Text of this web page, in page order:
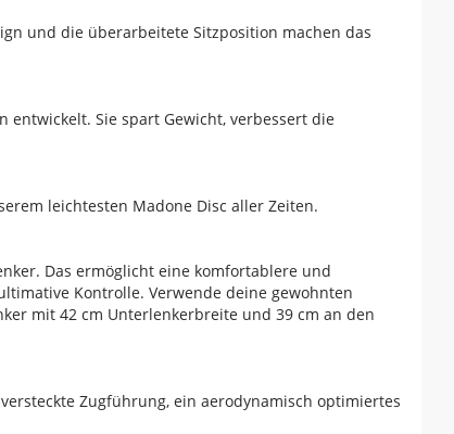
und die überarbeitete Sitzposition machen das
entwickelt. Sie spart Gewicht, verbessert die
leichtesten Madone Disc aller Zeiten.
Das ermöglicht eine komfortablere und
Kontrolle. Verwende deine gewohnten
mit 42 cm Unterlenkerbreite und 39 cm an den
Zugführung, ein aerodynamisch optimiertes